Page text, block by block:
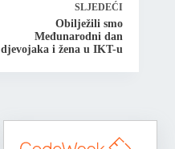
SLJEDEĆI
Obilježili smo
Međunarodni dan
djevojaka i žena u IKT-u